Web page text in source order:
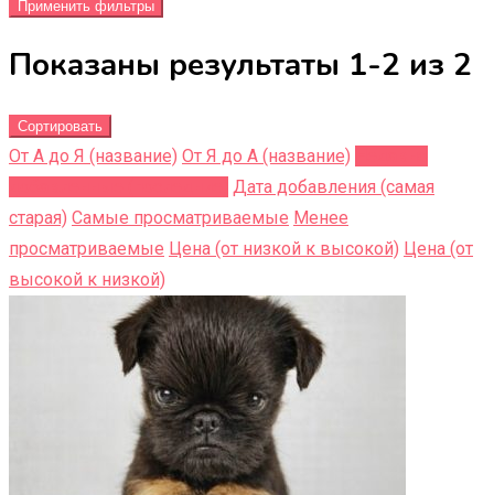
Применить фильтры
Показаны результаты 1-2 из 2
Сортировать
От А до Я (название) От Я до A (название)
Дата добавления (самая
старая) Самые просматриваемые Менее
просматриваемые Цена (от низкой к высокой) Цена (от
высокой к низкой)